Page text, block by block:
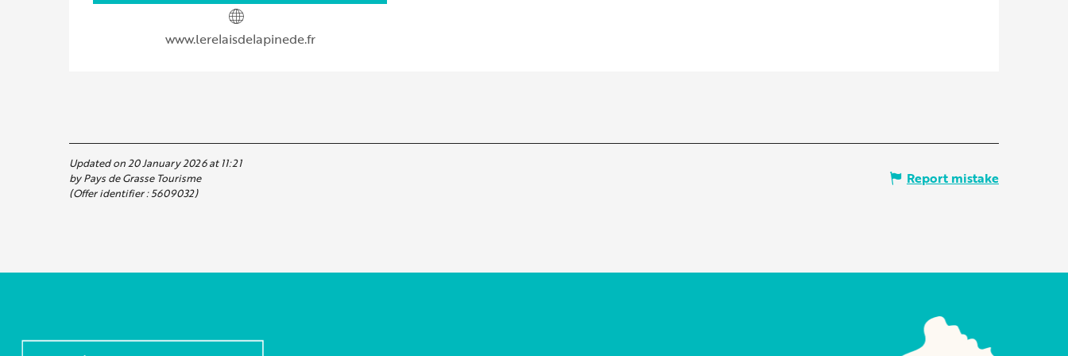
www.lerelaisdelapinede.fr
Updated on 20 January 2026 at 11:21
by Pays de Grasse Tourisme
(Offer identifier :5609032)
Report mistake